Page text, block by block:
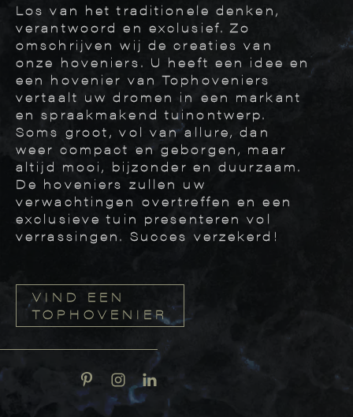
Los van het traditionele denken,
verantwoord en exclusief. Zo
omschrijven wij de creaties van
onze hoveniers. U heeft een idee en
een hovenier van Tophoveniers
vertaalt uw dromen in een markant
en spraakmakend tuinontwerp.
Soms groot, vol van allure, dan
weer compact en geborgen, maar
altijd mooi, bijzonder en duurzaam.
De hoveniers zullen uw
verwachtingen overtreffen en een
exclusieve tuin presenteren vol
verrassingen. Succes verzekerd!
VIND EEN
TOPHOVENIER